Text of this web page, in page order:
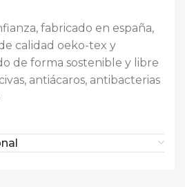
fabricado en españa,
calidad oeko-tex y
de forma sostenible y libre
antiácaros, antibacterias